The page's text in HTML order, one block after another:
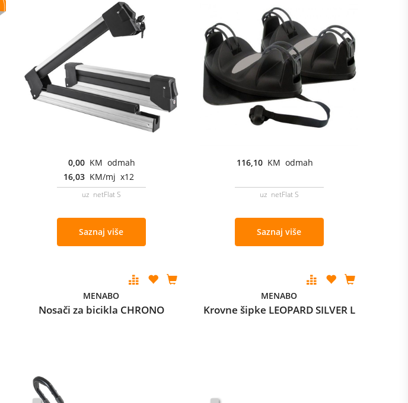
0,00 KM odmah
16,03 KM/mj x12
uz netFlat S
Saznaj više
116,10 KM odmah
uz netFlat S
Saznaj više
MENABO
Nosači za bicikla CHRONO
MENABO
Krovne šipke LEOPARD SILVER L